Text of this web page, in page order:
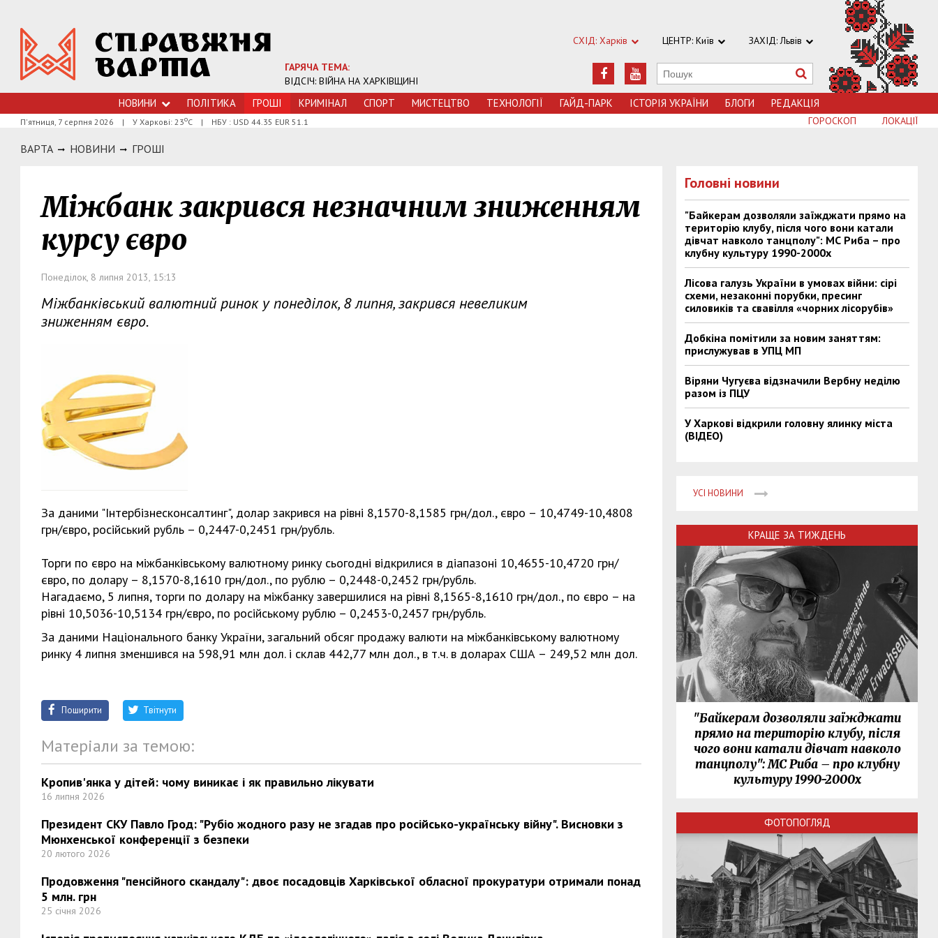
ГАРЯЧА ТЕМА:
ВІДСІЧ: ВІЙНА НА ХАРКІВЩИНІ
СХІД: Харків ЦЕНТР: Київ ЗАХІД: Львів
НОВИНИ ПОЛІТИКА ГРОШI КРИМIНАЛ СПОРТ МИСТЕЦТВО ТЕХНОЛОГIЇ ГАЙД-ПАРК ІСТОРІЯ УКРАЇНИ БЛОГИ РЕДАКЦІЯ
П'ятниця, 7 серпня 2026 | У Харкові: 23оС | НБУ : USD 44.35 EUR 51.1 ЛОКАЦІЇ
ГОРОСКОП
ВАРТА НОВИНИ ГРОШI
Міжбанк закрився незначним зниженням
курсу євро
Понеділок, 8 липня 2013, 15:13
Міжбанківський валютний ринок у понеділок, 8 липня, закрився невеликим
зниженням євро.
За даними "Інтербізнесконсалтинг", долар закрився на рівні 8,1570-8,1585 грн/дол., євро – 10,4749-10,4808
грн/євро, російський рубль – 0,2447-0,2451 грн/рубль.
Торги по євро на міжбанківському валютному ринку сьогодні відкрилися в діапазоні 10,4655-10,4720 грн/
євро, по долару – 8,1570-8,1610 грн/дол., по рублю – 0,2448-0,2452 грн/рубль.
Нагадаємо, 5 липня, торги по долару на міжбанку завершилися на рівні 8,1565-8,1610 грн/дол., по євро – на
рівні 10,5036-10,5134 грн/євро, по російському рублю – 0,2453-0,2457 грн/рубль.
За даними Національного банку України, загальний обсяг продажу валюти на міжбанківському валютному
ринку 4 липня зменшився на 598,91 млн дол. і склав 442,77 млн дол., в т.ч. в доларах США – 249,52 млн дол.
Поширити Твітнути
Матеріали за темою:
Кропив'янка у дітей: чому виникає і як правильно лікувати
16 липня 2026
Президент СКУ Павло Грод: "Рубіо жодного разу не згадав про російсько-українську війну". Висновки з
Мюнхенської конференції з безпеки
20 лютого 2026
Продовження "пенсійного скандалу": двоє посадовців Харківської обласної прокуратури отримали понад
5 млн. грн
25 січня 2026
Головні новини
"Байкерам дозволяли заїжджати прямо на
територію клубу, після чого вони катали
дівчат навколо танцполу": МС Риба – про
клубну культуру 1990-2000х
Лісова галузь України в умовах війни: сірі
схеми, незаконні порубки, пресинг
силовиків та свавілля «чорних лісорубів»
Добкіна помітили за новим заняттям:
прислужував в УПЦ МП
Віряни Чугуєва відзначили Вербну неділю
разом із ПЦУ
У Харкові відкрили головну ялинку міста
(ВІДЕО)
УСІ НОВИНИ
КРАЩЕ ЗА ТИЖДЕНЬ
"Байкерам дозволяли заїжджати
прямо на територію клубу, після
чого вони катали дівчат навколо
танцполу": МС Риба – про клубну
культуру 1990-2000х
ФОТОПОГЛЯД